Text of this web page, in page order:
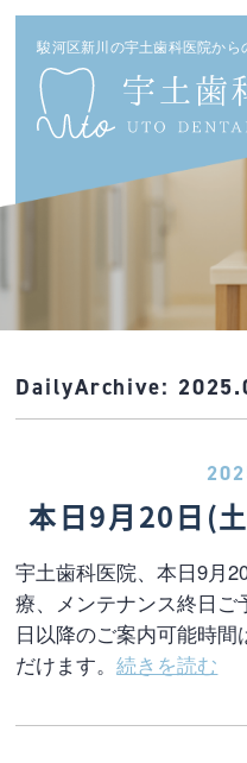
駿河区新川の宇土歯科医院から
DailyArchive:
本日9月20日(
宇土歯科医院、本日9月
療、メンテナンス終日
日以降のご案内可能時
だけます。続きを読む